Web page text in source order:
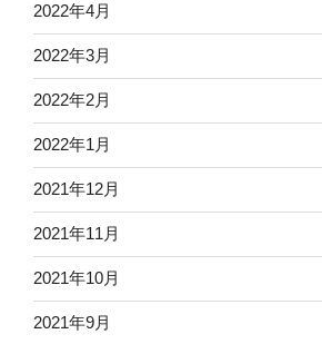
2022年4月
2022年3月
2022年2月
2022年1月
2021年12月
2021年11月
2021年10月
2021年9月